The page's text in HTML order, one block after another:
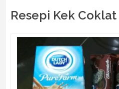
Resepi Kek Coklat